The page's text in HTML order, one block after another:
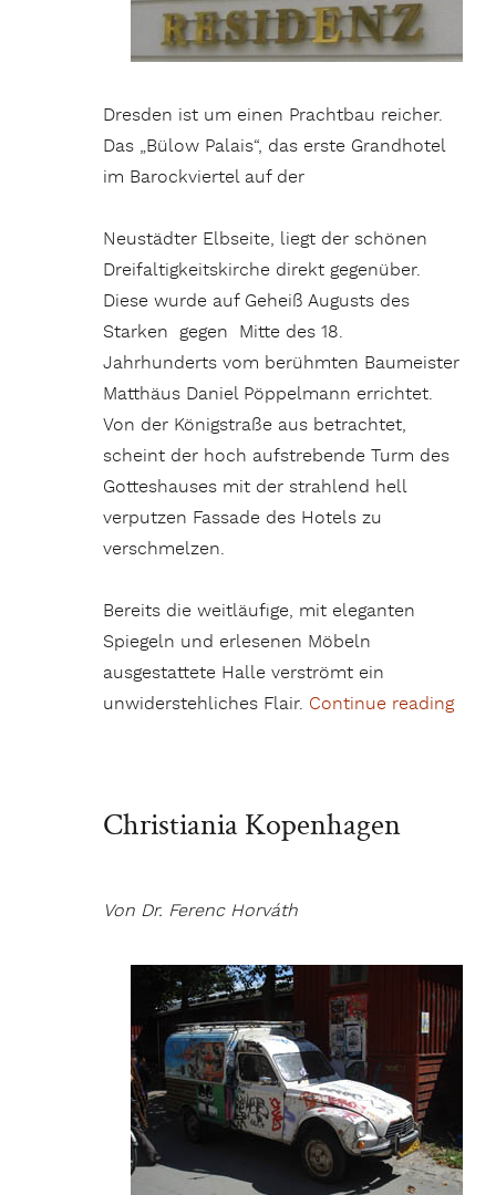
Dresden ist um einen Prachtbau reicher.
Das „Bülow Palais“, das erste Grandhotel
im Barockviertel auf der
Neustädter Elbseite, liegt der schönen
Dreifaltigkeitskirche direkt gegenüber.
Diese wurde auf Geheiß Augusts des
Starken gegen Mitte des 18.
Jahrhunderts vom berühmten Baumeister
Matthäus Daniel Pöppelmann errichtet.
Von der Königstraße aus betrachtet,
scheint der hoch aufstrebende Turm des
Gotteshauses mit der strahlend hell
verputzen Fassade des Hotels zu
verschmelzen.
Bereits die weitläufige, mit eleganten
Spiegeln und erlesenen Möbeln
ausgestattete Halle verströmt ein
unwiderstehliches Flair. Continue reading
Christiania Kopenhagen
Von Dr. Ferenc Horváth